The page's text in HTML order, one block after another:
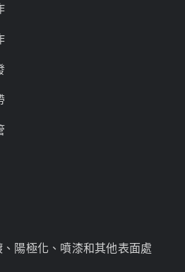
陽極化、噴漆和其他表面處